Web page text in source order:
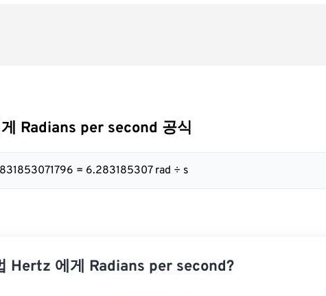
Radians per second 공식
= 6.283185307 rad ÷ s
Hertz 에게 Radians per second?